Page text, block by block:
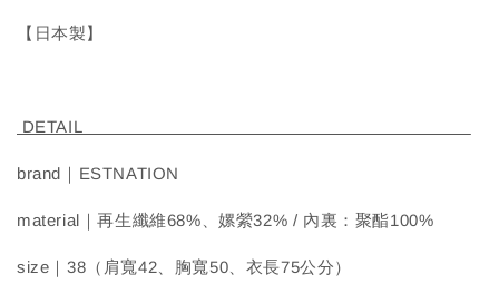
【日本製】
DETAIL
brand｜ESTNATION
material｜再生纖維68%、嫘縈32% / 內裏：聚酯100%
size｜38（肩寬42、胸寬50、衣長75公分）